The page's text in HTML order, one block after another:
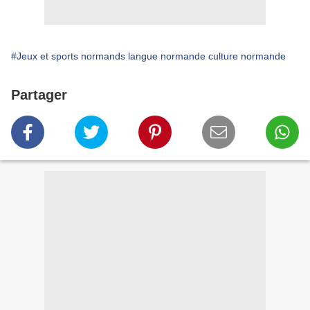
#Jeux et sports normands langue normande culture normande
Partager